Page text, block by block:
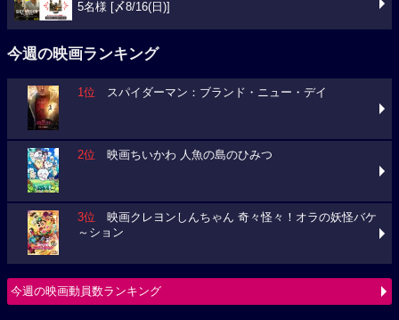
5名様 [〆8/16(日)]
今週の映画ランキング
1位 スパイダーマン：ブランド・ニュー・デイ
2位 映画ちいかわ 人魚の島のひみつ
3位 映画クレヨンしんちゃん 奇々怪々！オラの妖怪バケ
～ション
今週の映画動員数ランキング